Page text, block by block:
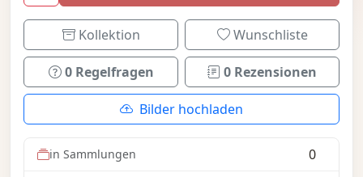
Kollektion Wunschliste
0 Regelfragen 0 Rezensionen
Bilder hochladen
in Sammlungen 0